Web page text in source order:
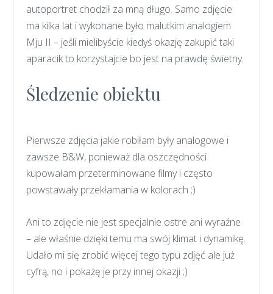
autoportret chodził za mną długo. Samo zdjęcie
ma kilka lat i wykonane było malutkim analogiem
Mju II – jeśli mielibyście kiedyś okazję zakupić taki
aparacik to korzystajcie bo jest na prawdę świetny.
Śledzenie obiektu
Pierwsze zdjęcia jakie robiłam były analogowe i
zawsze B&W, ponieważ dla oszczędności
kupowałam przeterminowane filmy i często
powstawały przekłamania w kolorach ;)
Ani to zdjęcie nie jest specjalnie ostre ani wyraźne
– ale właśnie dzięki temu ma swój klimat i dynamikę.
Udało mi się zrobić więcej tego typu zdjęć ale już
cyfrą, no i pokażę je przy innej okazji ;)